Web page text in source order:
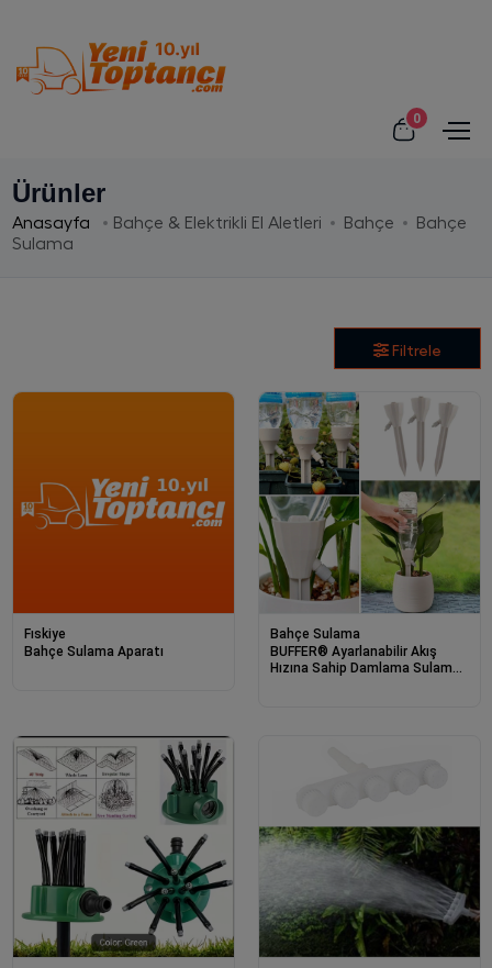
0
Ürünler
Anasayfa Bahçe & Elektrikli El Aletleri Bahçe
Bahçe
Sulama
Filtrele
Fıskiye
Bahçe Sulama Aparatı
Bahçe Sulama
BUFFER® Ayarlanabilir Akış
Hızına Sahip Damlama Sulama